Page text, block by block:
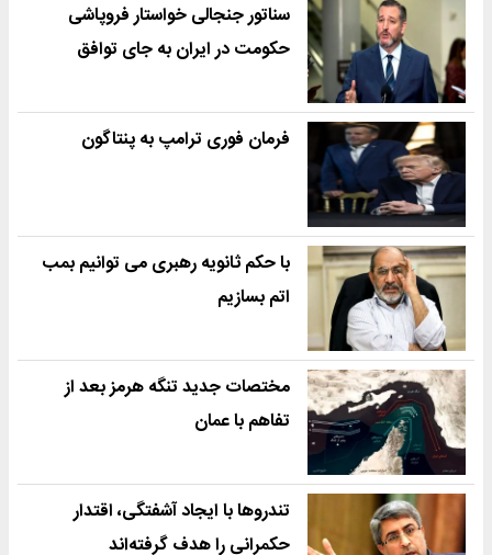
سناتور جنجالی خواستار فروپاشی
حکومت در ایران به جای توافق
فرمان فوری ترامپ به پنتاگون
با حکم ثانویه رهبری می توانیم بمب
اتم بسازیم
مختصات جدید تنگه هرمز بعد از
تفاهم با عمان
تندروها با ایجاد آشفتگی، اقتدار
حکمرانی را هدف گرفته‌اند